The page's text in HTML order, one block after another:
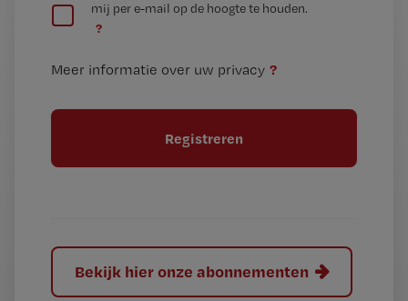
t
e
t
l
mij per e-mail op de hoogte te houden.
?
Meer informatie over uw privacy ?
Bekijk hier onze abonnementen